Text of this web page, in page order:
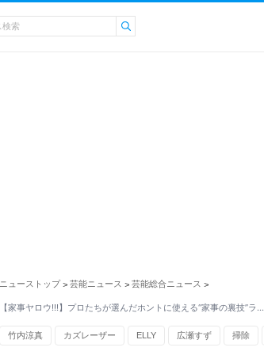
ニューストップ > 芸能ニュース > 芸能総合ニュース >
【家事ヤロウ!!!】プロたちが選んだホントに使える“家事の裏技”ラ…
竹内涼真 カズレーザー ELLY 広瀬すず 掃除